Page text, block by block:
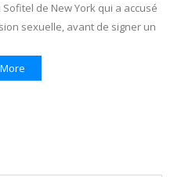
de New York qui a accusé
sexuelle, avant de signer un